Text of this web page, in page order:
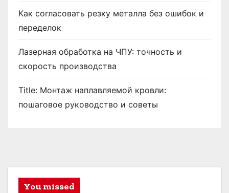
Как согласовать резку металла без ошибок и
переделок
Лазерная обработка на ЧПУ: точность и
скорость производства
Title: Монтаж наплавляемой кровли:
пошаговое руководство и советы
You missed